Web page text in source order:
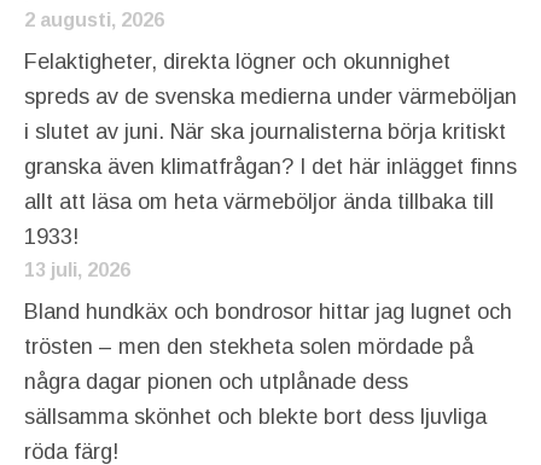
2 augusti, 2026
Felaktigheter, direkta lögner och okunnighet
spreds av de svenska medierna under värmeböljan
i slutet av juni. När ska journalisterna börja kritiskt
granska även klimatfrågan? I det här inlägget finns
allt att läsa om heta värmeböljor ända tillbaka till
1933!
13 juli, 2026
Bland hundkäx och bondrosor hittar jag lugnet och
trösten – men den stekheta solen mördade på
några dagar pionen och utplånade dess
sällsamma skönhet och blekte bort dess ljuvliga
röda färg!